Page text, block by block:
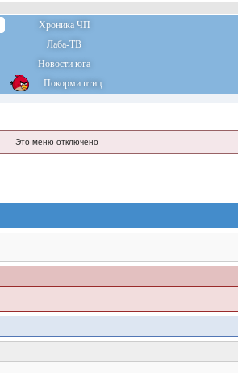
Хроника ЧП
Лаба-ТВ
Новости юга
Покорми птиц
Это меню отключено